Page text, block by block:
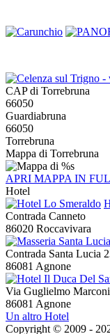
CAP di Torrebruna
66050
Guardiabruna
66050
Torrebruna
Mappa di Torrebruna
APRI MAPPA IN
Hotel
Contrada Canneto
86020 Roccavivara
Contrada Santa Lucia
86081 Agnone
Via Guglielmo
86081 Agnone
Un altro Hotel
Copyright © 2009 -